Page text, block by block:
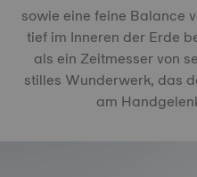
sowie eine feine Balance
tief im Inneren der Erde
als ein Zeitmesser von
stilles Wunderwerk, das
am